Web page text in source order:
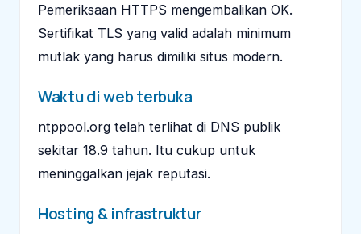
Pemeriksaan HTTPS mengembalikan OK.
Sertifikat TLS yang valid adalah minimum
mutlak yang harus dimiliki situs modern.
Waktu di web terbuka
ntppool.org telah terlihat di DNS publik
sekitar 18.9 tahun. Itu cukup untuk
meninggalkan jejak reputasi.
Hosting & infrastruktur